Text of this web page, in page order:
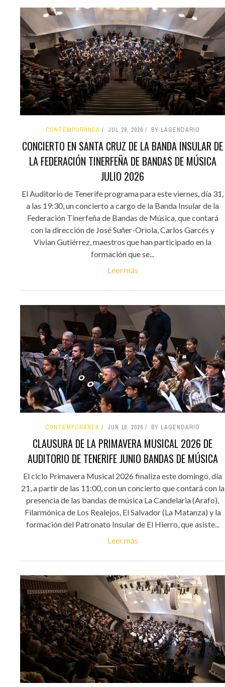
CONTEMPORÁNEA JUL 28, 2026 BY LAGENDARIO
CONCIERTO EN SANTA CRUZ DE LA BANDA INSULAR DE
LA FEDERACIÓN TINERFEÑA DE BANDAS DE MÚSICA
JULIO 2026
El Auditorio de Tenerife programa para este viernes, día 31,
a las 19:30, un concierto a cargo de la Banda Insular de la
Federación Tinerfeña de Bandas de Música, que contará
con la dirección de José Suñer-Oriola, Carlos Garcés y
Vivian Gutiérrez, maestros que han participado en la
formación que se...
Leer más
CONTEMPORÁNEA JUN 18, 2026 BY LAGENDARIO
CLAUSURA DE LA PRIMAVERA MUSICAL 2026 DE
AUDITORIO DE TENERIFE JUNIO BANDAS DE MÚSICA
El ciclo Primavera Musical 2026 finaliza este domingo, día
21, a partir de las 11:00, con un concierto que contará con la
presencia de las bandas de música La Candelaria (Arafo),
Filarmónica de Los Realejos, El Salvador (La Matanza) y la
formación del Patronato Insular de El Hierro, que asiste...
Leer más